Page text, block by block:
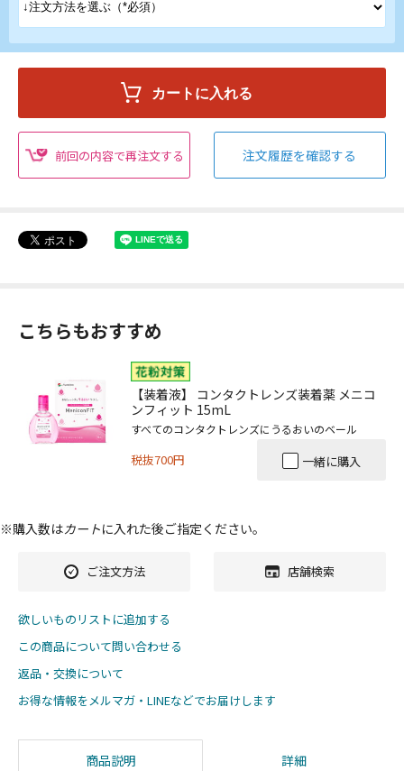
前回の内容で再注文する 注文履歴を確認する
こちらもおすすめ
【装着液】 コンタクトレンズ装着薬 メニコ
ンフィット 15mL
すべてのコンタクトレンズにうるおいのベール
税抜700円 一緒に購入
※購入数はカートに入れた後ご指定ください。
ご注文方法 店舗検索
欲しいものリストに追加する
この商品について問い合わせる
返品・交換について
お得な情報をメルマガ・LINEなどでお届けします
商品説明 詳細